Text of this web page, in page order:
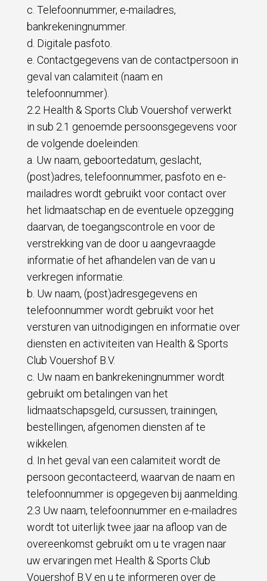
c. Telefoonnummer, e-mailadres,
bankrekeningnummer.
d. Digitale pasfoto.
e. Contactgegevens van de contactpersoon in
geval van calamiteit (naam en
telefoonnummer).
2.2 Health & Sports Club Vouershof verwerkt
in sub 2.1 genoemde persoonsgegevens voor
de volgende doeleinden:
a. Uw naam, geboortedatum, geslacht,
(post)adres, telefoonnummer, pasfoto en e-
mailadres wordt gebruikt voor contact over
het lidmaatschap en de eventuele opzegging
daarvan, de toegangscontrole en voor de
verstrekking van de door u aangevraagde
informatie of het afhandelen van de van u
verkregen informatie.
b. Uw naam, (post)adresgegevens en
telefoonnummer wordt gebruikt voor het
versturen van uitnodigingen en informatie over
diensten en activiteiten van Health & Sports
Club Vouershof B.V.
c. Uw naam en bankrekeningnummer wordt
gebruikt om betalingen van het
lidmaatschapsgeld, cursussen, trainingen,
bestellingen, afgenomen diensten af te
wikkelen.
d. In het geval van een calamiteit wordt de
persoon gecontacteerd, waarvan de naam en
telefoonnummer is opgegeven bij aanmelding.
2.3 Uw naam, telefoonnummer en e-mailadres
wordt tot uiterlijk twee jaar na afloop van de
overeenkomst gebruikt om u te vragen naar
uw ervaringen met Health & Sports Club
Vouershof B.V en u te informeren over de